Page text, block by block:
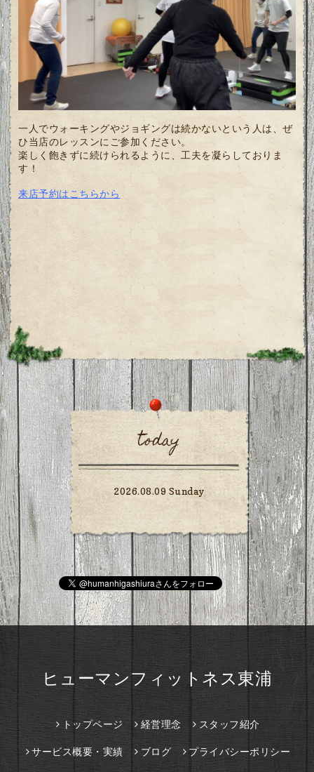
一人でウォーキングやジョギングは続かないという人は、ぜ
ひ当店のレッスンにご参加ください。
楽しく飽きずに続けられるように、工夫を凝らしておりま
す！
来店予約はこちらから
today
2026.08.09 Sunday
ヒューマンフィットネス東浦
トップページ 経営理念 スタッフ紹介
サービス概要・実績 ブログ プライバシーポリシー